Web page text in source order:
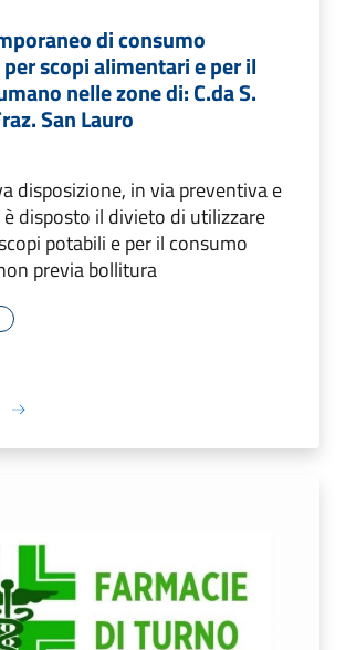
di consumo
per scopi alimentari e per il
nelle zone di: C.da S.
San Lauro
disposizione, in via preventiva e
disposto il divieto di utilizzare
potabili e per il consumo
previa bollitura